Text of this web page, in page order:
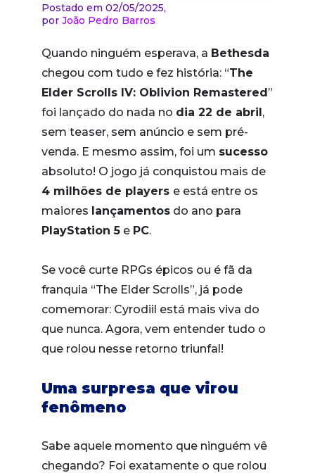
Postado em 02/05/2025,
por João Pedro Barros
Quando ninguém esperava, a Bethesda
chegou com tudo e fez história: “The
Elder Scrolls IV: Oblivion Remastered”
foi lançado do nada no dia 22 de abril,
sem teaser, sem anúncio e sem pré-
venda. E mesmo assim, foi um sucesso
absoluto! O jogo já conquistou mais de
4 milhões de players e está entre os
maiores lançamentos do ano para
PlayStation 5 e PC.
Se você curte RPGs épicos ou é fã da
franquia “The Elder Scrolls”, já pode
comemorar: Cyrodiil está mais viva do
que nunca. Agora, vem entender tudo o
que rolou nesse retorno triunfal!
Uma surpresa que virou
fenômeno
Sabe aquele momento que ninguém vê
chegando? Foi exatamente o que rolou